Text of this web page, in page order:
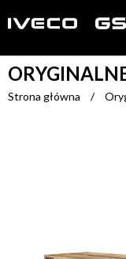
Strona główna /